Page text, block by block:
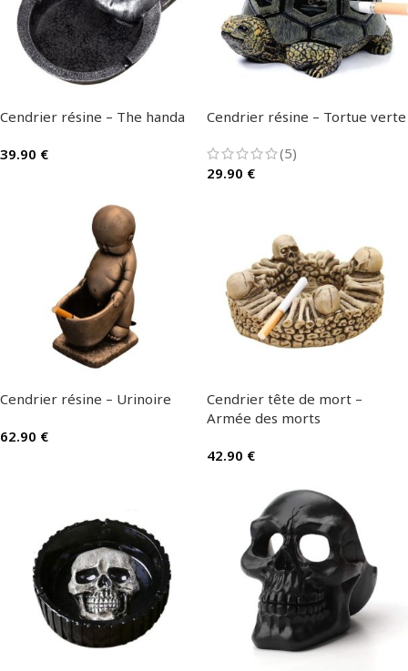
Cendrier résine – The handa
39.90 €
Cendrier résine – Tortue verte
(5)
29.90 €
Cendrier résine – Urinoire
62.90 €
Cendrier tête de mort –
Armée des morts
42.90 €